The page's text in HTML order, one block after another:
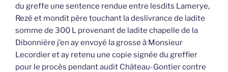
du greffe une sentence rendue entre lesdits Lamerye,
Rezé et mondit père touchant la deslivrance de ladite
somme de 300 L provenant de ladite chapelle de la
Dibonnière j’en ay envoyé la grosse à Monsieur
Lecordier et ay retenu une copie signée du greffier
pour le procès pendant audit Château-Gontier contre